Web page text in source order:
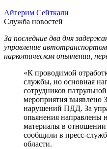
Айгерим Сейткали
Служба новостей
За последние два дня
управление автотранспортом
наркотическом опьянении,
«К проводимой
службы, но основная
сотрудников
мероприятия выявлено
нарушений ПДД. За
опьянения направлены
материалы в
сообщили в пресс-
области.